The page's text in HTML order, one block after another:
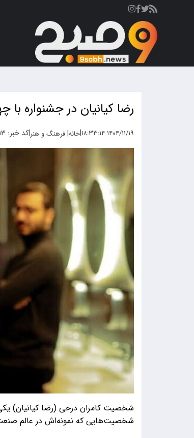
رضا کیانیان در جشنواره
۱۴۰۴/۱۱/۱۹ ۱۸:۳۳:۱۴ |خانه|فرهنگ و هنر|کد خبر: ۱۱۱۶۱۳
شخصیت کامران درحی (رضا کیانیان)
شخصیت‌هایی که نمونه‌اش در عالم